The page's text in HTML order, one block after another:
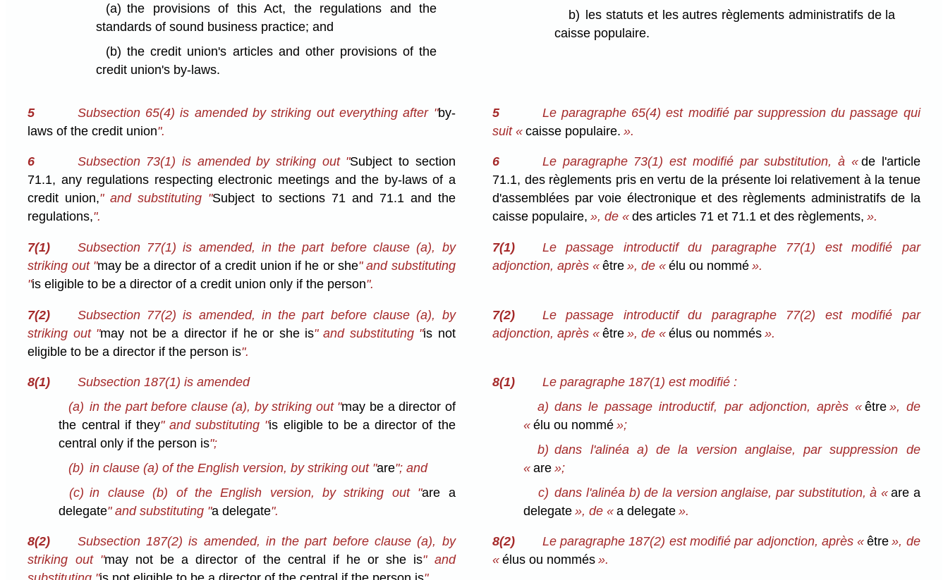
(a) the provisions of this Act, the regulations and the
standards of sound business practice; and
(b) the credit union's articles and other provisions of the
credit union's by-laws.
b) les statuts et les autres règlements administratifs de la
caisse populaire.
5 Subsection 65(4) is amended by striking out everything after "by-
laws of the credit union".
5
Le paragraphe 65(4) est modifié par suppression du passage qui
suit «caisse populaire. ».
6 Subsection 73(1) is amended by striking out "Subject to section
71.1, any regulations respecting electronic meetings and the by-laws of a
credit union," and substituting "Subject to sections 71 and 71.1 and the
regulations,".
6 Le paragraphe 73(1) est modifié par substitution, à « de l'article
71.1, des règlements pris en vertu de la présente loi relativement à la tenue
d'assemblées par voie électronique et des règlements administratifs de la
caisse populaire, », de «des articles 71 et 71.1 et des règlements, ».
7(1)
Subsection 77(1) is amended, in the part before clause (a), by
striking out "may be a director of a credit union if he or she" and substituting
"is eligible to be a director of a credit union only if the person".
7(1)
Le passage introductif du paragraphe 77(1) est modifié par
adjonction, après «être », de «élu ou nommé ».
7(2)
Subsection 77(2) is amended, in the part before clause (a), by
striking out "may not be a director if he or she is" and substituting "is not
eligible to be a director if the person is".
7(2)
Le passage introductif du paragraphe 77(2) est modifié par
adjonction, après «être », de «élus ou nommés ».
8(1)
Subsection 187(1) is amended
(a) in the part before clause (a), by striking out "may be a director of
the central if they" and substituting "is eligible to be a director of the
central only if the person is";
(b) in clause (a) of the English version, by striking out "are"; and
(c) in clause (b) of the English version, by striking out "are a
delegate" and substituting "a delegate".
8(1)
Le paragraphe 187(1) est modifié :
a) dans le passage introductif, par adjonction, après « être», de
«élu ou nommé »;
b) dans l'alinéa a) de la version anglaise, par suppression de
«are »;
c) dans l'alinéa b) de la version anglaise, par substitution, à « are a
delegate », de «a delegate ».
8(2)
Subsection 187(2) is amended, in the part before clause (a), by
striking out "may not be a director of the central if he or she is" and
8(2) Le paragraphe 187(2) est modifié par adjonction, après «être », de
«élus ou nommés ».